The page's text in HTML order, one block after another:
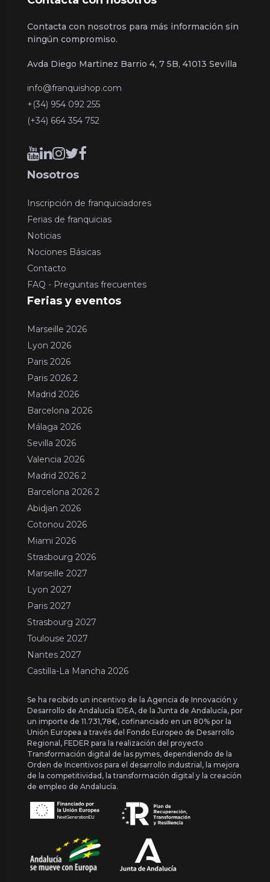
Contacta con nosotros para más información sin
ningún compromiso.
Avda Diego Martinez Barrio 4, 7 5B, 41013 Sevilla
info@franquishop.com
+(34) 954 092 255
(+34) 664 354 752
Nosotros
Inscripción de franquiciadores
Ferias de franquicias
Noticias
Nociones Básicas
Contacto
FAQ - Preguntas frecuentes
Ferias y eventos
Marseille 2026
Lyon 2026
Paris 2026
Paris 2026 2
Madrid 2026
Barcelona 2026
Málaga 2026
Sevilla 2026
Valencia 2026
Madrid 2026 2
Barcelona 2026 2
Abidjan 2026
Cotonou 2026
Miami 2026
Strasbourg 2026
Marseille 2027
Lyon 2027
Paris 2027
Strasbourg 2027
Toulouse 2027
Nantes 2027
Castilla-La Mancha 2026
Se ha recibido un incentivo de la Agencia de Innovación y
Desarrollo de Andalucía IDEA, de la Junta de Andalucía, por
un importe de 11.731,78€, cofinanciado en un 80% por la
Unión Europea a través del Fondo Europeo de Desarrollo
Regional, FEDER para la realización del proyecto
Transformación digital de las pymes, dependiendo de la
Orden de Incentivos para el desarrollo industrial, la mejora
de la competitividad, la transformación digital y la creación
de empleo de Andalucía.